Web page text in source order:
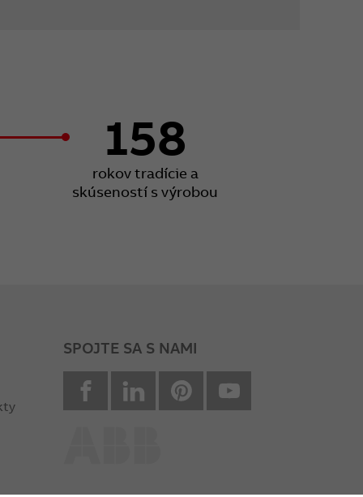
158
rokov tradície a
skúseností s výrobou
SPOJTE SA S NAMI
facebook Linkedin Pinterest